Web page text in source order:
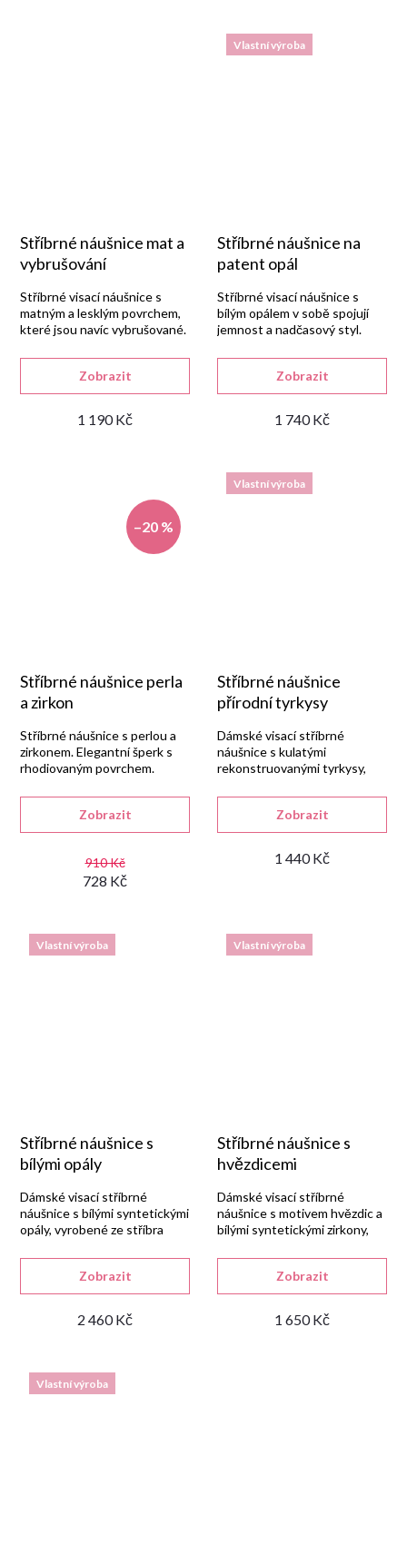
Stříbrné náušnice mat a
vybrušování
1 190 Kč
Zobrazit
Stříbrné visací náušnice s
matným a lesklým povrchem,
které jsou navíc vybrušované.
Vlastní výroba
Stříbrné náušnice na
patent opál
1 740 Kč
Zobrazit
Stříbrné visací náušnice s
bílým opálem v sobě spojují
jemnost a nadčasový styl.
–20 %
Stříbrné náušnice perla
a zirkon
910 Kč
728 Kč
Zobrazit
Stříbrné náušnice s perlou a
zirkonem. Elegantní šperk s
rhodiovaným povrchem.
Vlastní výroba
Stříbrné náušnice
přírodní tyrkysy
1 440 Kč
Zobrazit
Dámské visací stříbrné
náušnice s kulatými
rekonstruovanými tyrkysy,
ze stříbra 925/1000 s lesklou
rhodiovanou úpravou.
Vlastní výroba
Stříbrné náušnice s
bílými opály
2 460 Kč
Zobrazit
Dámské visací stříbrné
náušnice s bílými syntetickými
opály, vyrobené ze stříbra
rhodiovanou úpravou a
pojistkovým zapínáním.
Vlastní výroba
Stříbrné náušnice s
hvězdicemi
1 650 Kč
Zobrazit
Dámské visací stříbrné
náušnice s motivem hvězdic a
bílými syntetickými zirkony,
ze stříbra 925/1000 s
rhodiovanou úpravou.
Vlastní výroba